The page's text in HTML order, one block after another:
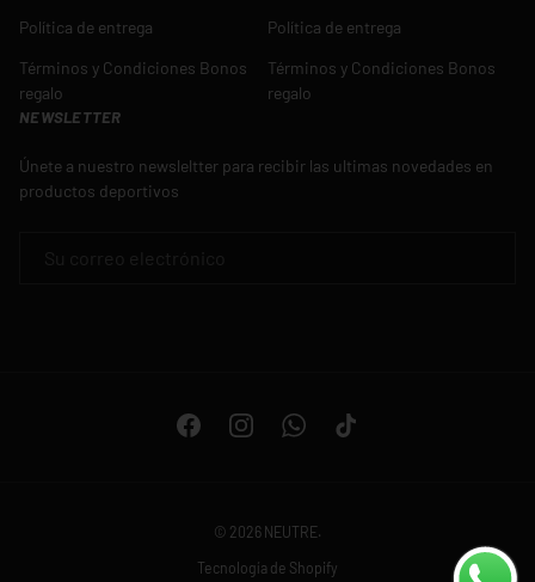
Política de entrega
Términos y Condiciones Bonos
regalo
Política de entrega
Términos y Condiciones Bonos
regalo
NEWSLETTER
Únete a nuestro newsleltter para recibir las ultimas novedades en
productos deportivos
FacebookInstagramWhatsAppTikTok
© 2026 NEUTRE.
Tecnología de Shopify